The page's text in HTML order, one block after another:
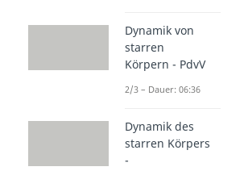
Dynamik von
starren
Körpern - PdvV
2/3 – Dauer: 06:36
Dynamik des
starren Körpers
-